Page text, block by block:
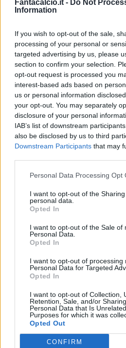
Fantacalcio.it - Do Not
Information
If you wish to opt-out of the sale,
processing of your personal or
targeted advertising by us, please
section to confirm your selection.
opt-out request is processed you
interest-based ads based on
us or personal information
your opt-out. You may separately
disclosure of your personal
IAB’s list of downstream
also be disclosed by us to third
Downstream Participants that may
Personal Data Processing Opt
I want to opt-out of the
personal data.
Opted In
I want to opt-out of the Sale of
Personal Data.
Opted In
I want to opt-out of processing
Personal Data for Targeted
Opted In
I want to opt-out of Collection,
Retention, Sale, and/or
Personal Data that Is
Purposes for which it was
Opted Out
CONFIRM
Classic
Riepilogo stagione
Scarica riepilogo
stagionale
Giornata VotoFV
JUV 3-0 COM